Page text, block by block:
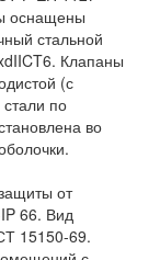
оснащены
стальной
Клапаны
(с
по
во
от
66. Вид
15150-69.